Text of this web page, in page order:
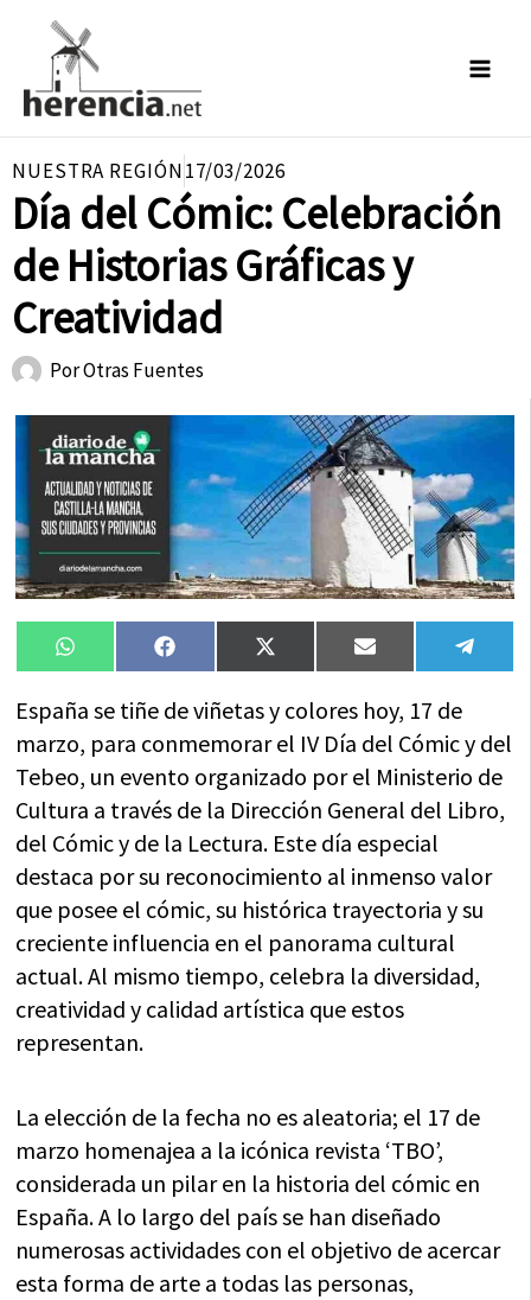
contenido
NUESTRA REGIÓN17/03/2026
Día del Cómic: Celebración
de Historias Gráficas y
Creatividad
PorOtras Fuentes
Compartir
en
WhatsAppCompartir
en
FacebookCompartir
en
X
(Twitter)
Compartir
en
Email
en
España se tiñe de viñetas y colores hoy, 17 de
marzo, para conmemorar el IV Día del Cómic y del
Tebeo, un evento organizado por el Ministerio de
Cultura a través de la Dirección General del Libro,
del Cómic y de la Lectura. Este día especial
destaca por su reconocimiento al inmenso valor
que posee el cómic, su histórica trayectoria y su
creciente influencia en el panorama cultural
actual. Al mismo tiempo, celebra la diversidad,
creatividad y calidad artística que estos
representan.
La elección de la fecha no es aleatoria; el 17 de
marzo homenajea a la icónica revista ‘TBO’,
considerada un pilar en la historia del cómic en
España. A lo largo del país se han diseñado
numerosas actividades con el objetivo de acercar
esta forma de arte a todas las personas,